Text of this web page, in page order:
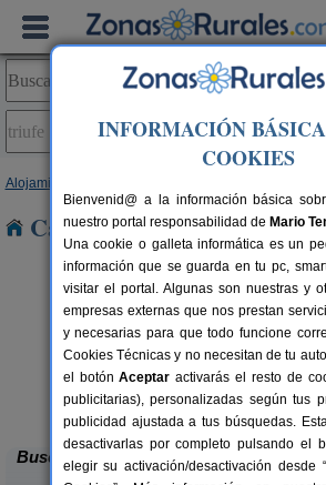
Alojamientos
Casas Rurales en Triufé
La Venta de los Arribes
Formariz de Sayago (Zamora)
Buscar
INFORMACIÓN
COOKIES
Bienvenid@ a la información básica
nuestro portal responsabilidad de Mario
Una cookie o galleta informática es un
información que se guarda en tu pc,
visitar el portal. Algunas son nuestras y
empresas externas que nos prestan
y necesarias para que todo funcione
Cookies Técnicas y no necesitan de tu
el botónAceptar activarás el resto de
publicitarias), personalizadas según tus
publicidad ajustada a tus búsquedas.
desactivarlas por completo pulsando el
elegir su activación/desactivación desde